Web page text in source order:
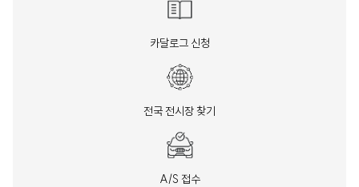
카달로그 신청
전국 전시장 찾기
A/S 접수